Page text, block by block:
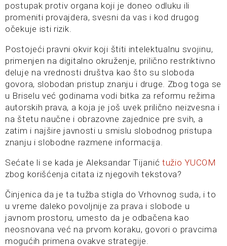
postupak protiv organa koji je doneo odluku ili
promeniti provajdera, svesni da vas i kod drugog
očekuje isti rizik.
Postojeći pravni okvir koji štiti intelektualnu svojinu,
primenjen na digitalno okruženje, prilično restriktivno
deluje na vrednosti društva kao što su sloboda
govora, slobodan pristup znanju i druge. Zbog toga se
u Briselu već godinama vodi bitka za reformu režima
autorskih prava, a koja je još uvek prilično neizvesna i
na štetu naučne i obrazovne zajednice pre svih, a
zatim i najšire javnosti u smislu slobodnog pristupa
znanju i slobodne razmene informacija.
Sećate li se kada je Aleksandar Tijanić tužio YUCOM
zbog korišćenja citata iz njegovih tekstova?
Činjenica da je ta tužba stigla do Vrhovnog suda, i to
u vreme daleko povoljnije za prava i slobode u
javnom prostoru, umesto da je odbačena kao
neosnovana već na prvom koraku, govori o pravcima
mogućih primena ovakve strategije.